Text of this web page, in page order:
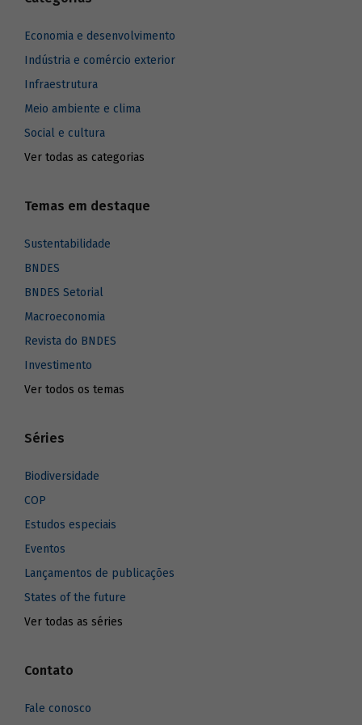
Economia e desenvolvimento
Indústria e comércio exterior
Infraestrutura
Meio ambiente e clima
Social e cultura
Ver todas as categorias
Temas em destaque
Sustentabilidade
BNDES
BNDES Setorial
Macroeconomia
Revista do BNDES
Investimento
Ver todos os temas
Séries
Biodiversidade
COP
Estudos especiais
Eventos
Lançamentos de publicações
States of the future
Ver todas as séries
Contato
Fale conosco